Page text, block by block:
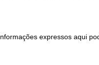
expressos aqui